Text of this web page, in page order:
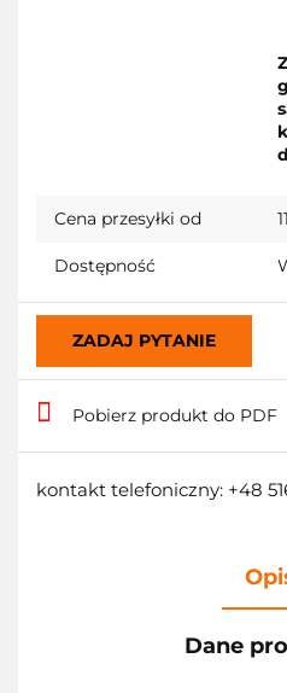
Cena przesyłki od
Dostępność
ZADAJ PYTANIE
Pobierz produkt do PDF
kontakt telefoniczny: +48
Dane